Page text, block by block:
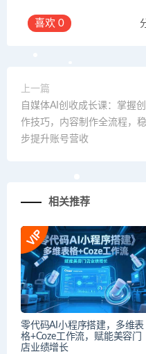
喜欢 0
上一篇
自媒体AI创收成长课：掌握创
作技巧，内容制作全流程，稳
步提升账号营收
相关推荐
零代码AI小程序搭建，多维表
格+Coze工作流，赋能美容门
店业绩增长